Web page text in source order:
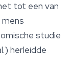
tot een van
studie
herleidde